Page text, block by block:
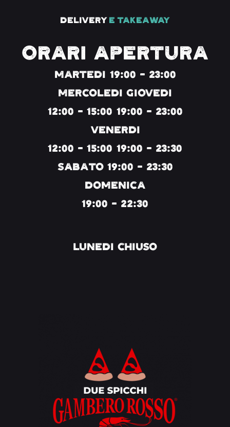
Deliverye TakeAway
ORARI APERTURA
MARTEDI 19:00 - 23:00
MERCOLEDI GIOVEDI
12:00 - 15:00 19:00 - 23:00
VENERDI
12:00 - 15:00 19:00 - 23:30
SABATO 19:00 - 23:30
DOMENICA
19:00 - 22:30
LUNEDI CHIUSO